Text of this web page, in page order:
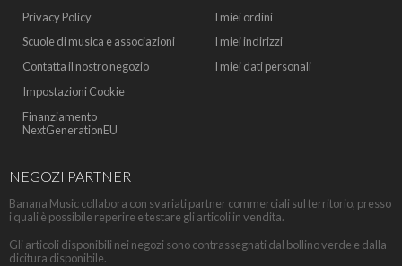
Privacy Policy
Scuole di musica e associazioni
Contatta il nostro negozio
Impostazioni Cookie
Finanziamento
NextGenerationEU
I miei ordini
I miei indirizzi
I miei dati personali
NEGOZI PARTNER
Banana Music collabora con svariati partner commerciali sul territorio, presso
i quali è possibile reperire e testare gli articoli in vendita.
Gli articoli disponibili nei negozi sono contrassegnati dal bollino verde e dalla
dicitura disponibile.